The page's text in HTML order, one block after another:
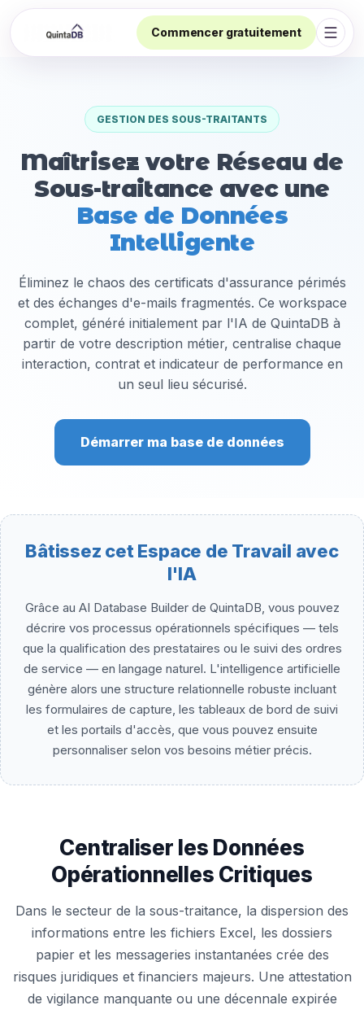
Commencer gratuitement
GESTION DES SOUS-TRAITANTS
Maîtrisez votre Réseau de
Sous-traitance avec une
Base de Données
Intelligente
Éliminez le chaos des certificats d'assurance périmés
et des échanges d'e-mails fragmentés. Ce workspace
complet, généré initialement par l'IA de QuintaDB à
partir de votre description métier, centralise chaque
interaction, contrat et indicateur de performance en
un seul lieu sécurisé.
Démarrer ma base de données
Bâtissez cet Espace de Travail avec
l'IA
Grâce au AI Database Builder de QuintaDB, vous pouvez
décrire vos processus opérationnels spécifiques — tels
que la qualification des prestataires ou le suivi des ordres
de service — en langage naturel. L'intelligence artificielle
génère alors une structure relationnelle robuste incluant
les formulaires de capture, les tableaux de bord de suivi
et les portails d'accès, que vous pouvez ensuite
personnaliser selon vos besoins métier précis.
Centraliser les Données
Opérationnelles Critiques
Dans le secteur de la sous-traitance, la dispersion des
informations entre les fichiers Excel, les dossiers
papier et les messageries instantanées crée des
risques juridiques et financiers majeurs. Une attestation
de vigilance manquante ou une décennale expirée